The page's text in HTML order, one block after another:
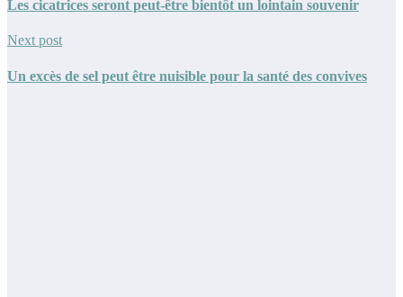
Les cicatrices seront peut-être bientôt un lointain souvenir
Next post
Un excès de sel peut être nuisible pour la santé des convives